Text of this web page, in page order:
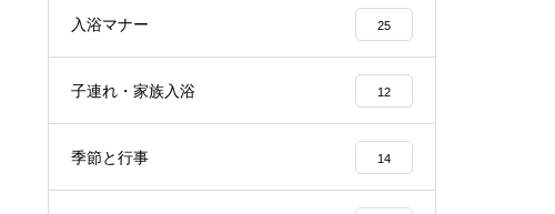
入浴マナー 25
子連れ・家族入浴 12
季節と行事 14